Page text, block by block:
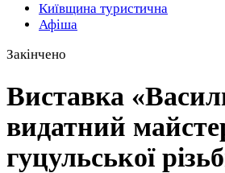
Київщина туристична
Афіша
Закінчено
Виставка
видатний
гуцульської